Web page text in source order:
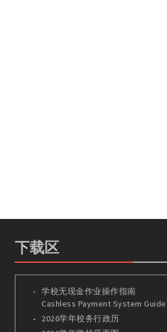
下载区
学校无现金作业操作指南
Cashless Payment System Guide
2026学年校务行政历